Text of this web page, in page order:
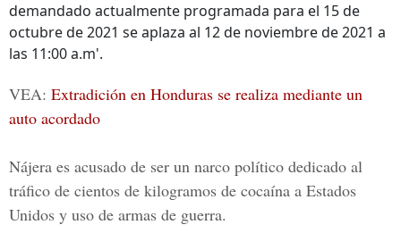
demandado actualmente programada para el 15 de
octubre de 2021 se aplaza al 12 de noviembre de 2021 a
las 11:00 a.m'.
VEA: Extradición en Honduras se realiza mediante un
auto acordado
Nájera es acusado de ser un narco político dedicado al
tráfico de cientos de kilogramos de cocaína a Estados
Unidos y uso de armas de guerra.